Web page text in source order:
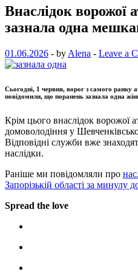
Внаслідок ворожої
зазнала одна
01.06.2026 - by Alena - Leave a
Сьогодні, 1 червня, ворог з самого
повідомили, що поранень зазнала одна
Крім цього внаслідок ворожої
домоволодіння у
Відповідні служби вже
наслідки.
Раніше ми повідомляли про
Запорізькій області за минулу
Spread the love